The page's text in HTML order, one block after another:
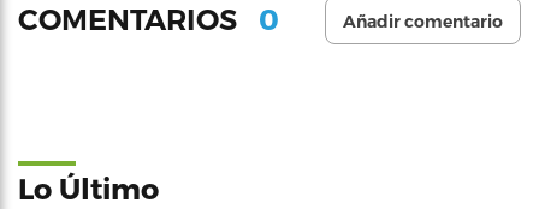
COMENTARIOS 0 Añadir comentario
Lo Último